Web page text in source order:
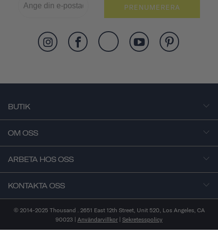
PRENUMERERA
BUTIK
OM OSS
ARBETA HOS OSS
KONTAKTA OSS
© 2014-2025 Thousand . 2651 East 12th Street, Unit 520, Los Angeles, CA
90023 | Användarvillkor | Sekretesspolicy